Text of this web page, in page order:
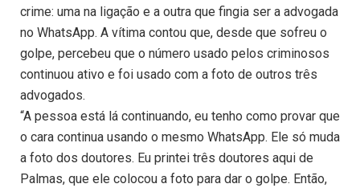
crime: uma na ligação e a outra que fingia ser a advogada
no WhatsApp. A vítima contou que, desde que sofreu o
golpe, percebeu que o número usado pelos criminosos
continuou ativo e foi usado com a foto de outros três
advogados.
“A pessoa está lá continuando, eu tenho como provar que
o cara continua usando o mesmo WhatsApp. Ele só muda
a foto dos doutores. Eu printei três doutores aqui de
Palmas, que ele colocou a foto para dar o golpe. Então,